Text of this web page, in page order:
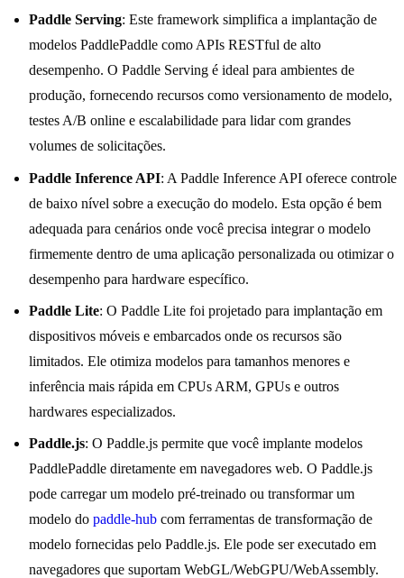
Paddle Serving: Este framework simplifica a implantação de
modelos PaddlePaddle como APIs RESTful de alto
desempenho. O Paddle Serving é ideal para ambientes de
produção, fornecendo recursos como versionamento de modelo,
testes A/B online e escalabilidade para lidar com grandes
volumes de solicitações.
Paddle Inference API: A Paddle Inference API oferece controle
de baixo nível sobre a execução do modelo. Esta opção é bem
adequada para cenários onde você precisa integrar o modelo
firmemente dentro de uma aplicação personalizada ou otimizar o
desempenho para hardware específico.
Paddle Lite: O Paddle Lite foi projetado para implantação em
dispositivos móveis e embarcados onde os recursos são
limitados. Ele otimiza modelos para tamanhos menores e
inferência mais rápida em CPUs ARM, GPUs e outros
hardwares especializados.
Paddle.js: O Paddle.js permite que você implante modelos
PaddlePaddle diretamente em navegadores web. O Paddle.js
pode carregar um modelo pré-treinado ou transformar um
modelo do paddle-hub com ferramentas de transformação de
modelo fornecidas pelo Paddle.js. Ele pode ser executado em
navegadores que suportam WebGL/WebGPU/WebAssembly.